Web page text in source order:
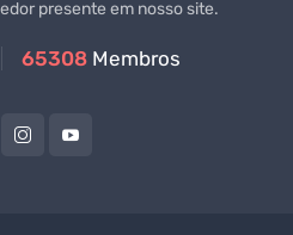
presente em nosso site.
65308 Membros